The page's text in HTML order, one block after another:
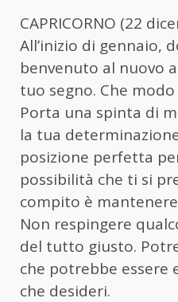
CAPRICORNO (22
All’inizio di gennaio,
benvenuto al nuovo
tuo segno. Che
Porta una spinta di
la tua
posizione perfetta
possibilità che ti si
compito è
Non respingere
del tutto giusto.
che potrebbe essere
che desideri.